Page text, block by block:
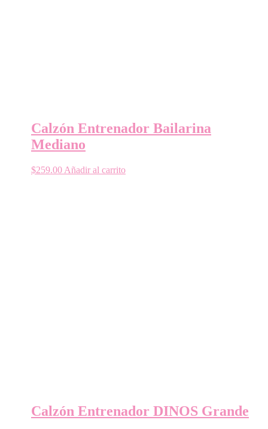
Calzón Entrenador Bailarina
Mediano
$259.00 Añadir al carrito
Calzón Entrenador DINOS Grande